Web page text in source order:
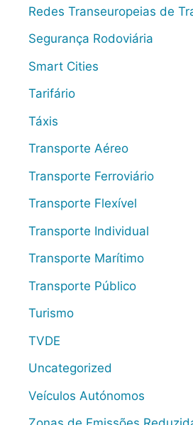
Redes Transeuropeias de
Segurança Rodoviária
Smart Cities
Tarifário
Táxis
Transporte Aéreo
Transporte Ferroviário
Transporte Flexível
Transporte Individual
Transporte Marítimo
Transporte Público
Turismo
TVDE
Uncategorized
Veículos Autónomos